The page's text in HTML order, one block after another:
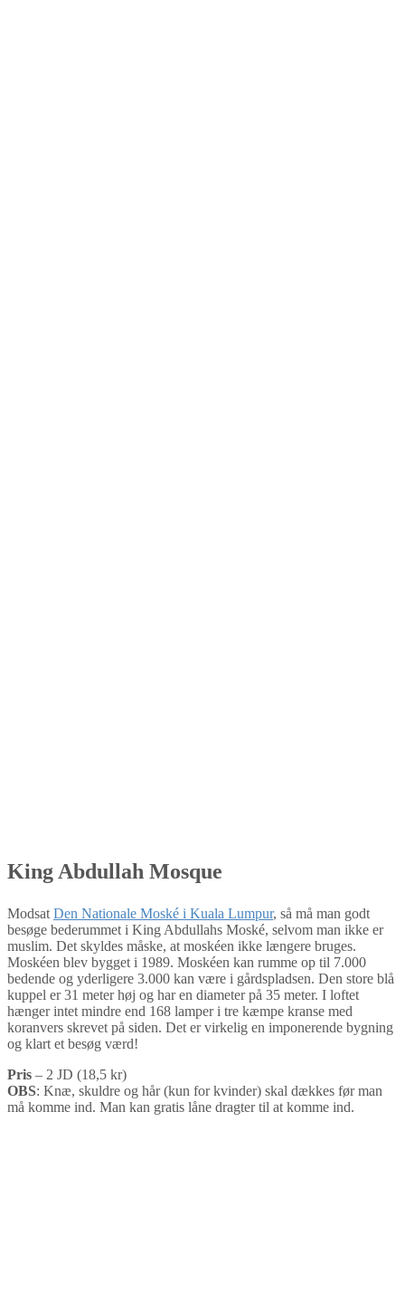
King Abdullah Mosque
Modsat Den Nationale Moské i Kuala Lumpur, så må man godt
besøge bederummet i King Abdullahs Moské, selvom man ikke er
muslim. Det skyldes måske, at moskéen ikke længere bruges.
Moskéen blev bygget i 1989. Moskéen kan rumme op til 7.000
bedende og yderligere 3.000 kan være i gårdspladsen. Den store blå
kuppel er 31 meter høj og har en diameter på 35 meter. I loftet
hænger intet mindre end 168 lamper i tre kæmpe kranse med
koranvers skrevet på siden. Det er virkelig en imponerende bygning
og klart et besøg værd!
Pris – 2 JD (18,5 kr)
OBS: Knæ, skuldre og hår (kun for kvinder) skal dækkes før man
må komme ind. Man kan gratis låne dragter til at komme ind.